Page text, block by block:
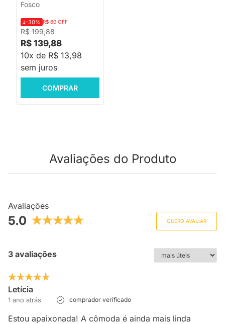
Fosco
R$ 199,88
-30% R$ 60 OFF
R$ 139,88
10x de R$ 13,98
sem juros
COMPRAR
Avaliações do Produto
Avaliações
5.0 QUERO AVALIAR
3 avaliações
Letícia
1 ano atrás comprador verificado
Estou apaixonada! A cômoda é ainda mais linda